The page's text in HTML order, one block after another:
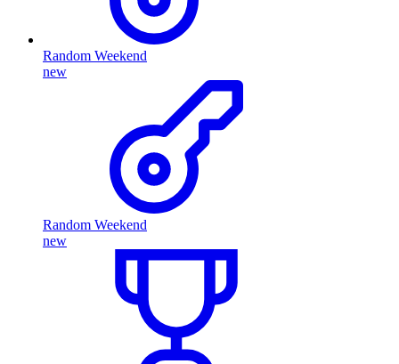
Random Weekend
new
Random Weekend
new